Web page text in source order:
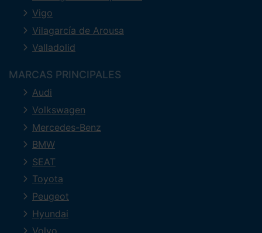
Vigo
Vilagarcía de Arousa
Valladolid
MARCAS PRINCIPALES
Audi
Volkswagen
Mercedes-Benz
BMW
SEAT
Toyota
Peugeot
Hyundai